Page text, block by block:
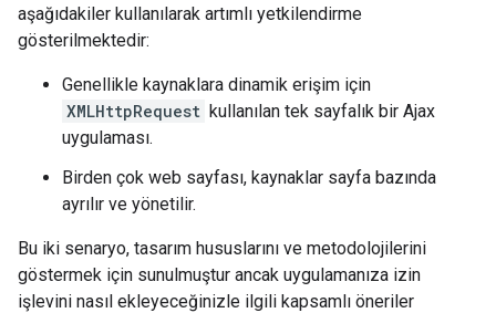
aşağıdakiler kullanılarak artımlı yetkilendirme
gösterilmektedir:
Genellikle kaynaklara dinamik erişim için
XMLHttpRequest kullanılan tek sayfalık bir Ajax
uygulaması.
Birden çok web sayfası, kaynaklar sayfa bazında
ayrılır ve yönetilir.
Bu iki senaryo, tasarım hususlarını ve metodolojilerini
göstermek için sunulmuştur ancak uygulamanıza izin
işlevini nasıl ekleyeceğinizle ilgili kapsamlı öneriler